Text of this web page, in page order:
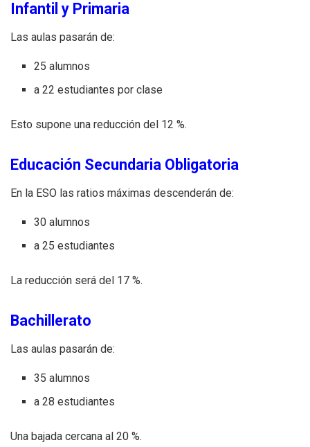
Infantil y Primaria
Las aulas pasarán de:
25 alumnos
a 22 estudiantes por clase
Esto supone una reducción del 12 %.
Educación Secundaria Obligatoria
En la ESO las ratios máximas descenderán de:
30 alumnos
a 25 estudiantes
La reducción será del 17 %.
Bachillerato
Las aulas pasarán de:
35 alumnos
a 28 estudiantes
Una bajada cercana al 20 %.